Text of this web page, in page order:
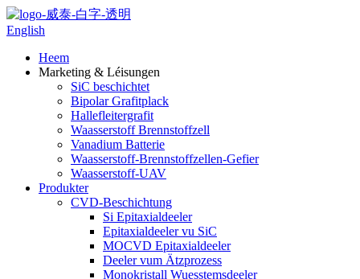
English
Heem
Marketing & Léisungen
SiC beschichtet
Bipolar Grafitplack
Hallefleitergrafit
Waasserstoff Brennstoffzell
Vanadium Batterie
Waasserstoff-Brennstoffzellen-Gefier
Waasserstoff-UAV
Produkter
CVD-Beschichtung
Si Epitaxialdeeler
Epitaxialdeeler vu SiC
MOCVD Epitaxialdeeler
Deeler vum Ätzprozess
Monokristall Wuesstemsdeeler